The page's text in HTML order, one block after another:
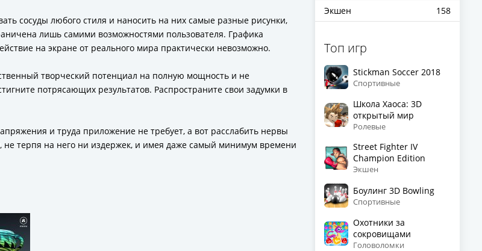
сосуды любого стиля и наносить на них самые разные рисунки,
лишь самими возможностями пользователя. Графика
на экране от реального мира практически невозможно.
творческий потенциал на полную мощность и не
потрясающих результатов. Распространите свои задумки в
и труда приложение не требует, а вот расслабить нервы
терпя на него ни издержек, и имея даже самый минимум времени
Экшен
158
Топ игр
Stickman Soccer 2018
Спортивные
Школа Хаоса: 3D
открытый мир
Ролевые
Street Fighter IV
Champion Edition
Экшен
Боулинг 3D Bowling
Спортивные
Охотники за
сокровищами
Головоломки